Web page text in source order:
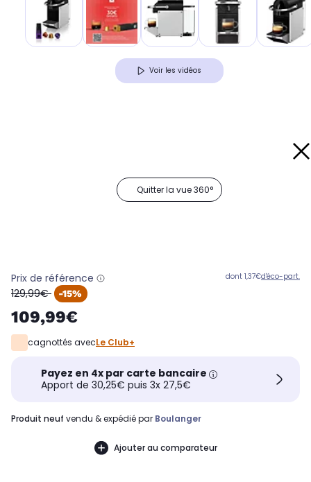
Voir les vidéos
Quitter la vue 360°
Prix de référence
oldPrice
129,99€ -15%
109,99€
dont 1,37€d'éco-part.
cagnottés avecLe Club+
Payez en 4x par carte bancaire
Apport de 30,25€ puis 3x 27,5€
produit neuf vendu & expédié par Boulanger
Ajouter au comparateur